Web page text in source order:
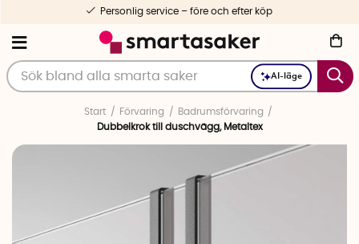
AI-läge
Personlig service – före och efter köp
Start Förvaring
Badrumsförvaring
Dubbelkrok till duschvägg, Metaltex